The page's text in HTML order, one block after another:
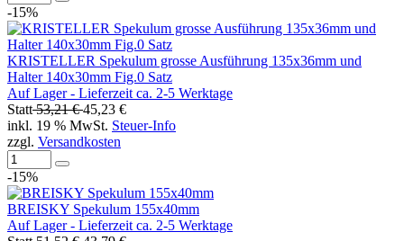
-15%
KRISTELLER Spekulum grosse Ausführung 135x36mm und
Halter 140x30mm Fig.0 Satz
Auf Lager - Lieferzeit ca. 2-5 Werktage
Statt53,21 €45,23 €
inkl. 19 % MwSt. Steuer-Info
zzgl. Versandkosten
-15%
BREISKY Spekulum 155x40mm
Auf Lager - Lieferzeit ca. 2-5 Werktage